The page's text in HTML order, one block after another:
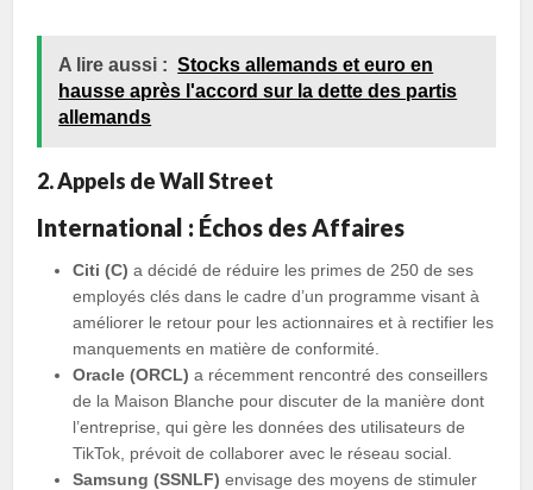
A lire aussi : Stocks allemands et euro en
hausse après l'accord sur la dette des partis
allemands
2. Appels de Wall Street
International : Échos des Affaires
Citi (C) a décidé de réduire les primes de 250 de ses
employés clés dans le cadre d’un programme visant à
améliorer le retour pour les actionnaires et à rectifier les
manquements en matière de conformité.
Oracle (ORCL) a récemment rencontré des conseillers
de la Maison Blanche pour discuter de la manière dont
l’entreprise, qui gère les données des utilisateurs de
TikTok, prévoit de collaborer avec le réseau social.
Samsung (SSNLF) envisage des moyens de stimuler